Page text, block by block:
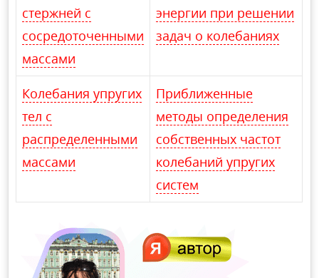
стержней с
сосредоточенными
массами
энергии при решении
задач о колебаниях
Колебания упругих
тел с
распределенными
массами
Приближенные
методы определения
собственных частот
колебаний упругих
систем